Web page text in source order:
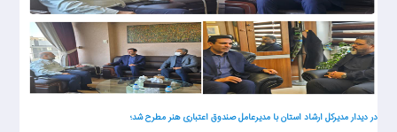
در دیدار مدیرکل ارشاد استان با مدیرعامل صندوق اعتباری هنر مطرح شد؛